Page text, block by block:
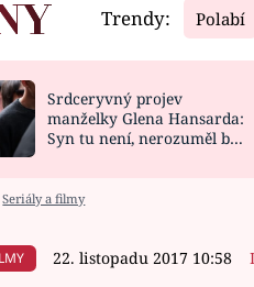
Video
CELEBRITY
VAŘENÍ
Trendy: Polabí
Srdceryvný projev
manželky Glena Hansarda:
Syn tu není, nerozuměl by
Seriály a filmy
22. listopadu 2017 10:58